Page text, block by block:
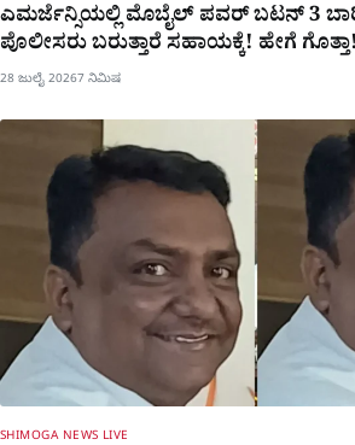
ಎಮರ್ಜೆನ್ಸಿಯಲ್ಲಿ ಮೊಬೈಲ್​ ಪವರ್​ ಬಟನ್ 3
ಪೊಲೀಸರು ಬರುತ್ತಾರೆ ಸಹಾಯಕ್ಕೆ! ಹೇಗೆ
28 ಜುಲೈ 20267 ನಿಮಿಷ
SHIMOGA NEWS LIVE